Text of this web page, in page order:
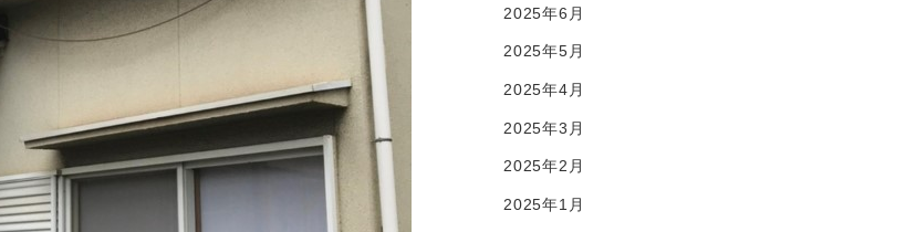
2025年6月
2025年5月
2025年4月
2025年3月
2025年2月
2025年1月